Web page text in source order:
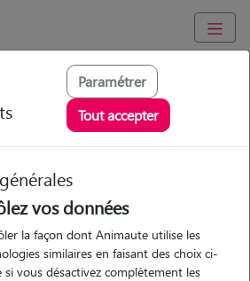
Alpes Drome/Châteauneuf-de-
Lucas - Petsitter à
CHATEAUNEUF DE
Paramétrer
Tout accepter
vos données
la façon dont Animaute utilise les
similaires en faisant des choix ci-
si vous désactivez complètement les